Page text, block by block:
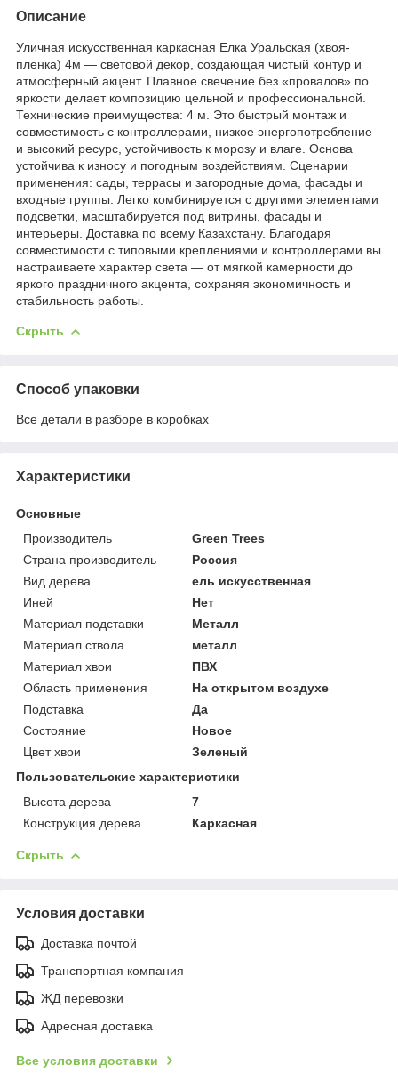
Описание
Уличная искусственная каркасная Елка Уральская (хвоя-
пленка) 4м — световой декор, создающая чистый контур и
атмосферный акцент. Плавное свечение без «провалов» по
яркости делает композицию цельной и профессиональной.
Технические преимущества: 4 м. Это быстрый монтаж и
совместимость с контроллерами, низкое энергопотребление
и высокий ресурс, устойчивость к морозу и влаге. Основа
устойчива к износу и погодным воздействиям. Сценарии
применения: сады, террасы и загородные дома, фасады и
входные группы. Легко комбинируется с другими элементами
подсветки, масштабируется под витрины, фасады и
интерьеры. Доставка по всему Казахстану. Благодаря
совместимости с типовыми креплениями и контроллерами вы
настраиваете характер света — от мягкой камерности до
яркого праздничного акцента, сохраняя экономичность и
стабильность работы.
Скрыть
Способ упаковки
Все детали в разборе в коробках
Характеристики
Основные
Производитель
Green Trees
Страна производитель
Россия
Вид дерева
ель искусственная
Иней
Нет
Материал подставки
Металл
Материал ствола
металл
Материал хвои
ПВХ
Область применения
На открытом воздухе
Подставка
Да
Состояние
Новое
Цвет хвои
Зеленый
Пользовательские характеристики
Высота дерева
7
Конструкция дерева
Каркасная
Скрыть
Условия доставки
Доставка почтой
Транспортная компания
ЖД перевозки
Адресная доставка
Все условия доставки